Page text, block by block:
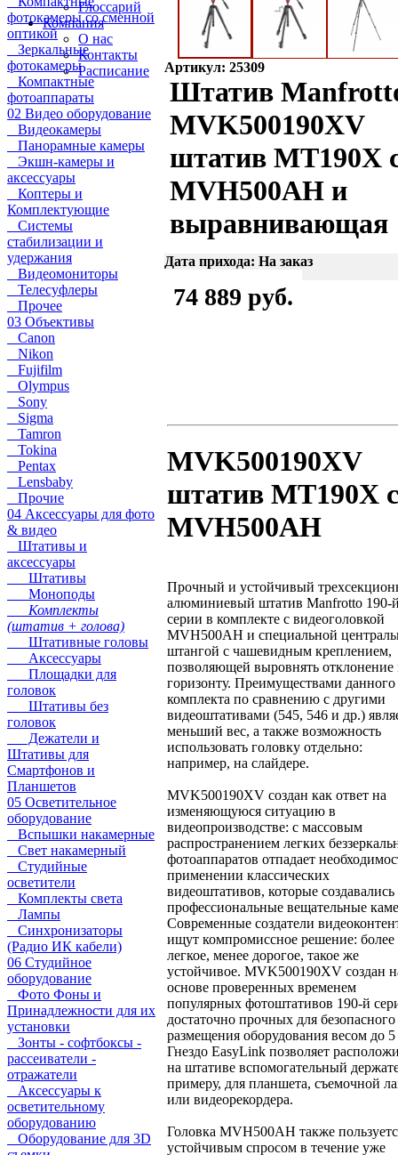
Глоссарий
Компания
О нас
Контакты
Расписание
фотокамеры со сменной
оптикой
Зеркальные
фотокамеры
Компактные
фотоаппараты
02 Видео оборудование
Видеокамеры
Панорамные камеры
Экшн-камеры и
аксессуары
Коптеры и
Комплектующие
Системы
стабилизации и
удержания
Видеомониторы
Телесуфлеры
Прочее
03 Объективы
Canon
Nikon
Fujifilm
Olympus
Sony
Sigma
Tamron
Tokina
Pentax
Lensbaby
Прочие
04 Аксессуары для фото
& видео
Штативы и
аксессуары
Штативы
Моноподы
Комплекты
(штатив + голова)
Штативные головы
Аксессуары
Площадки для
головок
Штативы без
головок
Дежатели и
Штативы для
Смартфонов и
Планшетов
05 Осветительное
оборудование
Вспышки накамерные
Свет накамерный
Студийные
осветители
Комплекты света
Лампы
Синхронизаторы
(Радио ИК кабели)
06 Студийное
оборудование
Фото Фоны и
Принадлежности для их
установки
Зонты - софтбоксы -
рассеиватели -
отражатели
Аксессуары к
осветительному
оборудованию
Оборудование для 3D
Артикул: 25309
Штатив
MVK500190XV
штатив MT190Х
MVH500AH и
выравнивающая
Дата прихода: На заказ
74 889 руб.
MVK500190XV
штатив MT190Х с
MVH500AH
Прочный и устойчивый
алюминиевый штатив Manfrotto 190-
серии в комплекте с видеоголовкой
MVH500AH и специальной
штангой с чашевидным креплением,
позволяющей выровнять отклонение
горизонту. Преимуществами данного
комплекта по сравнению с другими
видеоштативами (545, 546 и др.)
меньший вес, а также возможность
использовать головку отдельно:
например, на слайдере.
MVK500190XV создан как ответ на
изменяющуюся ситуацию в
видеопроизводстве: с массовым
распространением легких
фотоаппаратов отпадает
применении классических
видеоштативов, которые
профессиональные вещательные
Современные создатели
ищут компромиссное решение: более
легкое, менее дорогое, такое же
устойчивое. MVK500190XV создан
основе проверенных временем
популярных фотоштативов 190-й
достаточно прочных для безопасного
размещения оборудования весом до 5
Гнездо EasyLink позволяет
на штативе вспомогательный
примеру, для планшета, съемочной
или видеорекордера.
Головка MVH500AH также
устойчивым спросом в течение уже